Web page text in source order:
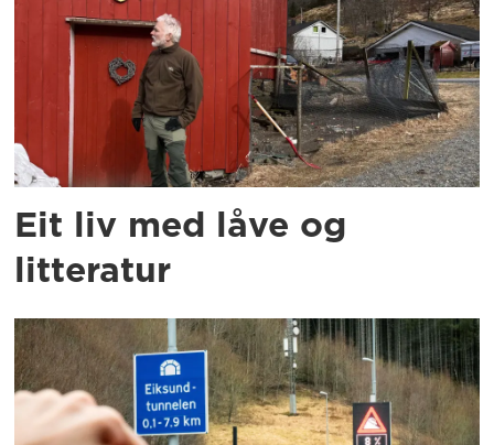
Eit liv med låve og
litteratur